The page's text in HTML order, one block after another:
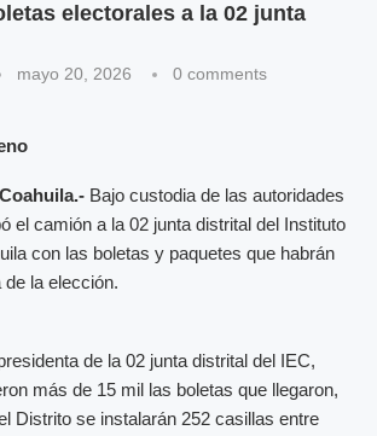
electorales a la 02 junta
mayo 20, 2026 0 comments
Bajo custodia de las autoridades
el camión a la 02 junta distrital del Instituto
con las boletas y paquetes que habrán
la elección.
de la 02 junta distrital del IEC,
más de 15 mil las boletas que llegaron,
Distrito se instalarán 252 casillas entre